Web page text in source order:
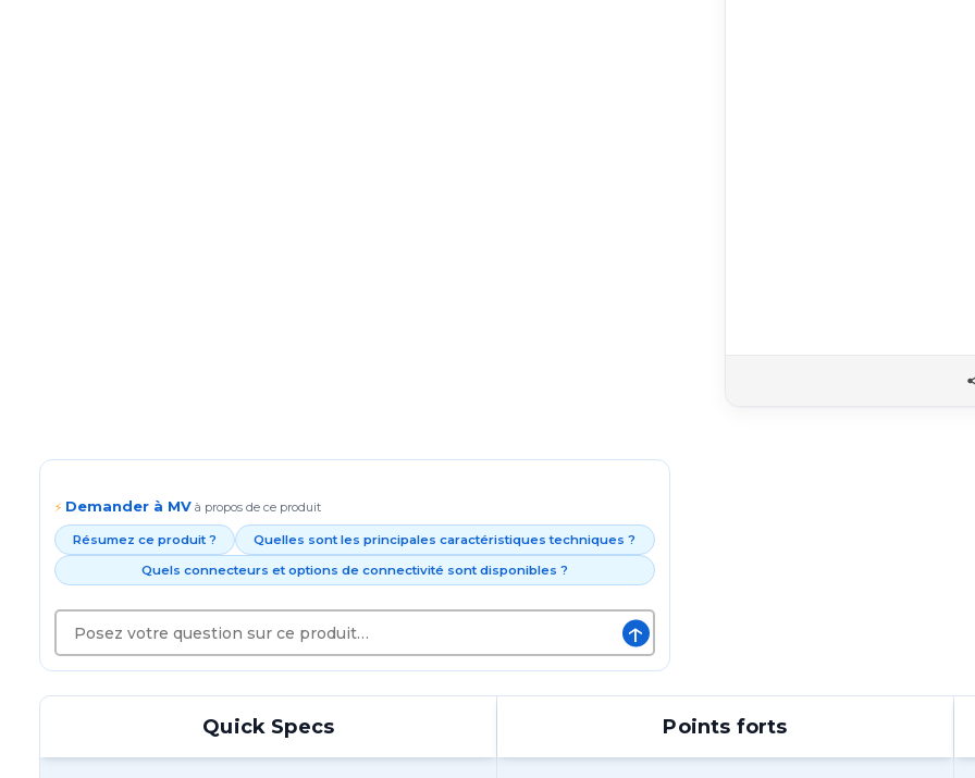
⚡ Demander à MV à propos de ce produit
Résumez ce produit ?
Quelles sont les principales caractéristiques techniques ?
Quels connecteurs et options de connectivité sont disponibles ?
↑
Quick Specs Points forts